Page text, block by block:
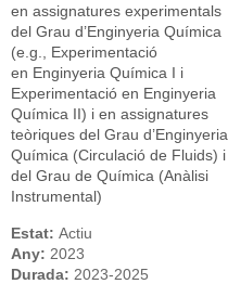
en assignatures experimentals
del Grau d’Enginyeria Química
(e.g., Experimentació
en Enginyeria Química I i
Experimentació en Enginyeria
Química II) i en assignatures
teòriques del Grau d’Enginyeria
Química (Circulació de Fluids) i
del Grau de Química (Anàlisi
Instrumental)
Estat: Actiu
Any: 2023
Durada: 2023-2025